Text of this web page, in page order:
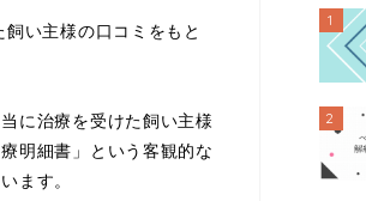
い主様の口コミをもと
に治療を受けた飼い主様
明細書」という客観的な
ます。
1
2